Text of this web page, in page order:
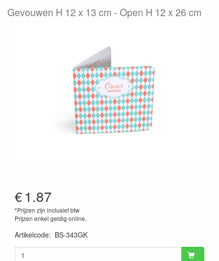
Gevouwen H 12 x 13 cm - Open H 12 x 26 cm
€1.87
*Prijzen zijn inclusief btw
Prijzen enkel geldig online.
Artikelcode: BS-343GK